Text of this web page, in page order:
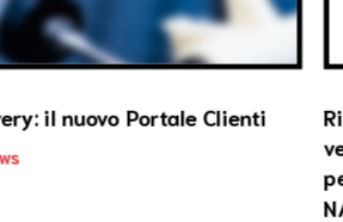
il nuovo Portale Clienti